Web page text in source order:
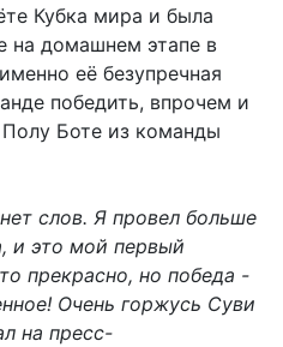
Кубка мира и была
на домашнем этапе в
её безупречная
победить, впрочем и
Боте из команды
слов. Я провел больше
и это мой первый
прекрасно, но победа -
Очень горжусь Суви
на пресс-